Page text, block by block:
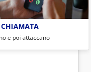
e poi attaccano